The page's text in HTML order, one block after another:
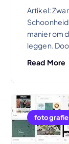
Artikel:
manier om
leggen.
Read More
fotografie